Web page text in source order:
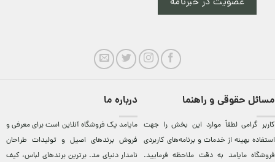
مسائل حقوقی و راهنما
کاربر گرامی لطفاً موارد این بخش را جهت
استفاده بهینه از خدمات و برنامه‌‏های کاربردی
فروشگاه مایامد به دقت ملاحظه فرمایید.
درباره ما
مایامد يک فروشگاه آنلاين است برای معرفی و
فروش برندهای اصيل و توليدات طراحان
نامدار دنيای مد. برترين‌ برندهای لباس، کيف